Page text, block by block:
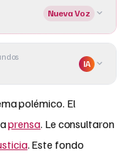
Nueva Voz
IA
polémico. El
prensa. Le consultaron
. Este fondo